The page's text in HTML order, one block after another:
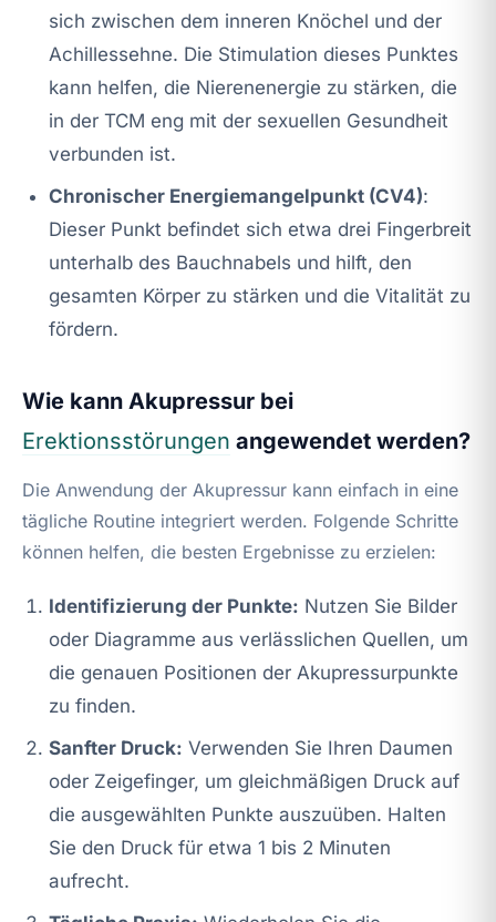
sich zwischen dem inneren Knöchel und der
Achillessehne. Die Stimulation dieses Punktes
kann helfen, die Nierenenergie zu stärken, die
in der TCM eng mit der sexuellen Gesundheit
verbunden ist.
Chronischer Energiemangelpunkt (CV4):
Dieser Punkt befindet sich etwa drei Fingerbreit
unterhalb des Bauchnabels und hilft, den
gesamten Körper zu stärken und die Vitalität zu
fördern.
Wie kann Akupressur bei
Erektionsstörungen angewendet werden?
Die Anwendung der Akupressur kann einfach in eine
tägliche Routine integriert werden. Folgende Schritte
können helfen, die besten Ergebnisse zu erzielen:
Identifizierung der Punkte: Nutzen Sie Bilder
oder Diagramme aus verlässlichen Quellen, um
die genauen Positionen der Akupressurpunkte
zu finden.
Sanfter Druck: Verwenden Sie Ihren Daumen
oder Zeigefinger, um gleichmäßigen Druck auf
die ausgewählten Punkte auszuüben. Halten
Sie den Druck für etwa 1 bis 2 Minuten
aufrecht.